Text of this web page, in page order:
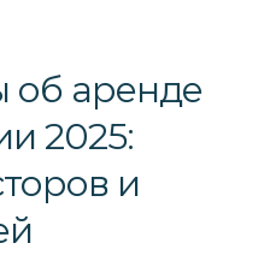
об аренде
2025:
и